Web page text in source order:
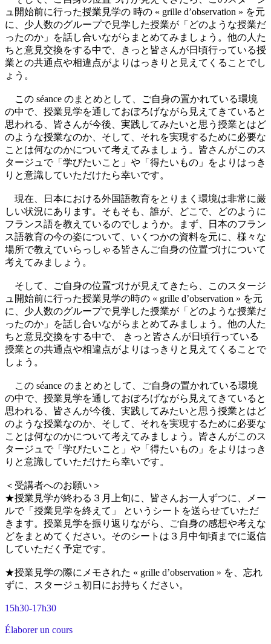
ュ開始前に行った授業見学の 時の « grille d’observation » を元
に、少人数のグループで見学した授業が「どのような授業だ
ったのか」を話し合いながらまとめてみましょう。他の人た
ちと意見交換をする中で、きっと皆さんが日頃行っている授
業との共通点や相違点がよりはっきりと見えてくることでし
ょう。
この séance のまとめとして、ご自身の置かれている環境
の中で、授業見学を通しておぼろげながら見えてきていると
思われる、皆さんが今後、実践してみたいと思う授業とはど
のような授業なのか、そして、それを実現するために必要な
ことは何なのかについて考えてみましょう。皆さんがこのス
タージュで「学びたいこと」や「得たいもの」をよりはっき
りと意識していただけたら幸いです。
現在、日本における外国語教育をとりまく環境は非常に厳
しい状況にあります。そもそも、誰が、どこで、どのように
フランス語を教えているのでしょうか。まず、日本のフラン
ス語教育の今の姿について、いくつかの資料を元に、様々な
場所で教えていらっしゃる皆さんご自身の位置づけについて
考えてみましょう。
そして、ご自身の位置づけが見えてきたら、このスタージ
ュ開始前に行った授業見学の時の « grille d’observation » を元
に、少人数のグループで見学した授業が「どのような授業だ
ったのか」を話し合いながらまとめてみましょう。他の人た
ちと意見交換をする中で、 きっと皆さんが日頃行っている
授業との共通点や相違点がよりはっきりと見えてくることで
しょう。
この séance のまとめとして、ご自身の置かれている環境
の中で、授業見学を通しておぼろげながら見えてきていると
思われる、皆さんが今後、実践してみたいと思う授業とはど
のような授業なのか、そして、それを実現するために必要な
ことは何なのかについて考えてみましょう。皆さんがこのス
タージュで「学びたいこと」や「得たいもの」をよりはっき
りと意識していただけたら幸いです。
＜受講者へのお願い＞
★授業見学が終わる３月上旬に、皆さんお一人ずつに、メー
ルで「授業見学を終えて」 というシートを送らせていただ
きます。授業見学を振り返りながら、ご自身の感想や考えな
どをまとめてください。そのシートは３月中旬頃までに返信
していただく予定です。
★授業見学の際にメモされた « grille d’observation » を、忘れ
ずに、スタージュ初日にお持ちください。
15h30-17h30
Élaborer un cours